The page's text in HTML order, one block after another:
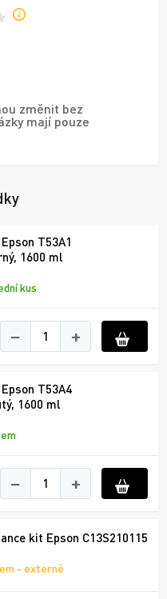
změnit bez
mají pouze
T53A1
1600 ml
kus
− +
T53A4
1600 ml
− +
kit Epson C13S210115
- externě